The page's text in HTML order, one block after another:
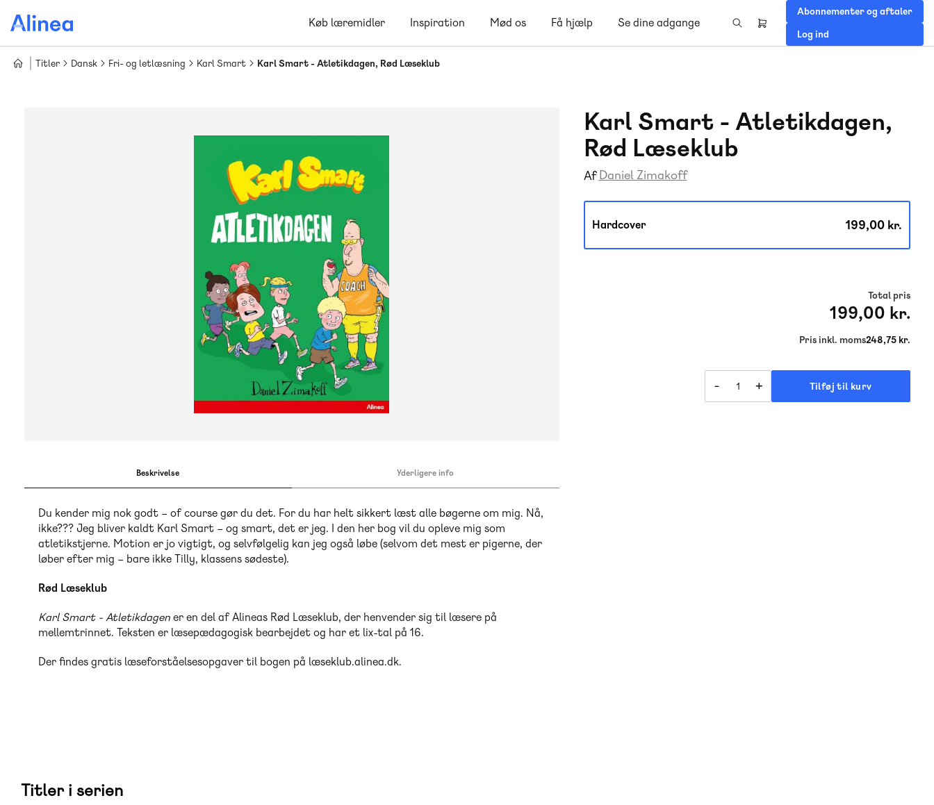
hovedindhold
Køb læremidler Inspiration Mød os Få hjælp Se dine adgange
Header
Abonnementer og aftaler
Log ind
Titler Dansk Fri- og letlæsning Karl Smart Karl Smart - Atletikdagen, Rød Læseklub
Karl Smart - Atletikdagen,
Rød Læseklub
Af Daniel Zimakoff
Hardcover 199,00 kr.
Total pris
199,00 kr.
Pris inkl. moms248,75 kr.
- + Tilføj til kurv
Beskrivelse Yderligere info
Du kender mig nok godt – of course gør du det. For du har helt sikkert læst alle bøgerne om mig. Nå,
ikke??? Jeg bliver kaldt Karl Smart – og smart, det er jeg. I den her bog vil du opleve mig som
atletikstjerne. Motion er jo vigtigt, og selvfølgelig kan jeg også løbe (selvom det mest er pigerne, der
løber efter mig – bare ikke Tilly, klassens sødeste).
Rød Læseklub
Karl Smart - Atletikdagener en del af Alineas Rød Læseklub, der henvender sig til læsere på
mellemtrinnet. Teksten er læsepædagogisk bearbejdet og har et lix-tal på 16.
Der findes gratis læseforståelsesopgaver til bogen på læseklub.alinea.dk.
Titler i serien